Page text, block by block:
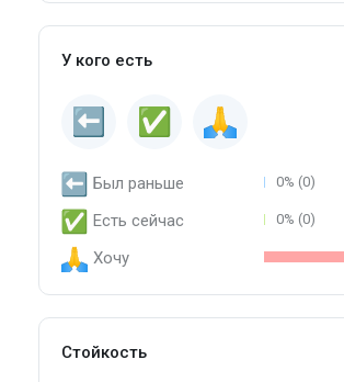
У кого есть
Был раньше 0% (0)
Есть сейчас 0% (0)
Хочу
Стойкость